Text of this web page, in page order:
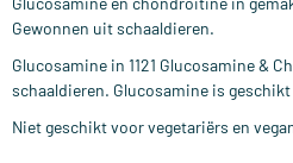
Gewonnen uit schaaldieren.
Glucosamine in 1121 Glucosamine &
schaaldieren. Glucosamine is
Niet geschikt voor vegetariërs en